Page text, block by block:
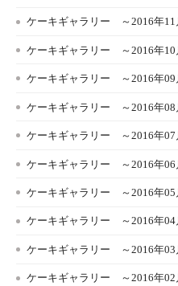
ケーキギャラリー ～2016年11
ケーキギャラリー ～2016年10
ケーキギャラリー ～2016年09
ケーキギャラリー ～2016年08
ケーキギャラリー ～2016年07
ケーキギャラリー ～2016年06
ケーキギャラリー ～2016年05
ケーキギャラリー ～2016年04
ケーキギャラリー ～2016年03
ケーキギャラリー ～2016年02